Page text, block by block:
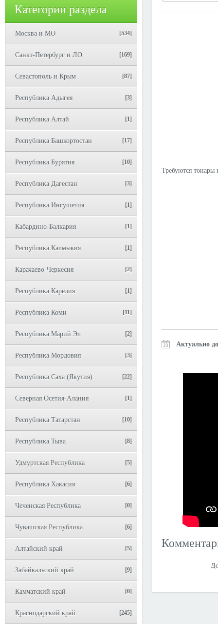
Категории раздела
Москва и МО [534]
Санкт-Петербург и ЛО [169]
Севастополь и Крым [87]
Республика Адыгея [3]
Республика Алтай [1]
Республика Башкортостан [17]
Республика Бурятия [10]
Республика Дагестан [3]
Республика Ингушетия [1]
Кабардино-Балкария [1]
Республика Калмыкия [1]
Карачаево-Черкесия [2]
Республика Карелия [1]
Республика Коми [11]
Республика Марий Эл [2]
Республика Мордовия [3]
Республика Саха (Якутия) [22]
Северная Осетия-Алания [1]
Республика Татарстан [10]
Республика Тыва [8]
Удмуртская Республика [5]
Республика Хакасия [6]
Чеченская Республика [0]
Чувашская Республика [6]
Алтайский край [5]
Забайкальский край [9]
Камчатский край [0]
Краснодарский край [245]
Требуются тонары
Актуально